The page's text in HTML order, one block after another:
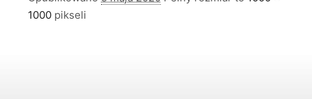
1000 pikseli